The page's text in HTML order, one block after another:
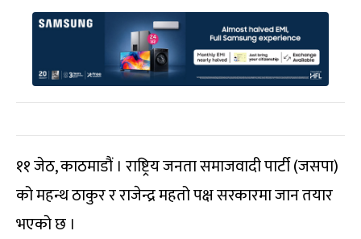
११ जेठ, काठमाडौं । राष्ट्रिय जनता समाजवादी पार्टी (जसपा)
को महन्थ ठाकुर र राजेन्द्र महतो पक्ष सरकारमा जान तयार
भएको छ ।